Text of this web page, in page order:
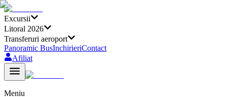
Excursii
Litoral 2026
Transferuri aeroport
Panoramic BusInchirieriContact
Afiliat
Meniu